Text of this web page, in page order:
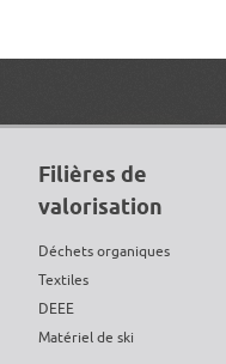
Filières de
valorisation
Déchets organiques
Textiles
DEEE
Matériel de ski